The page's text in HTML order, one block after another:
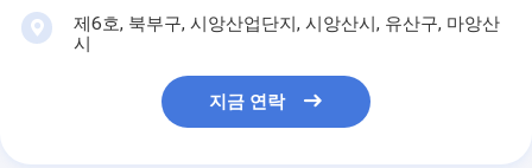
제6호, 북부구, 시앙산업단지, 시앙산시, 유산구, 마앙산
시
지금 연락